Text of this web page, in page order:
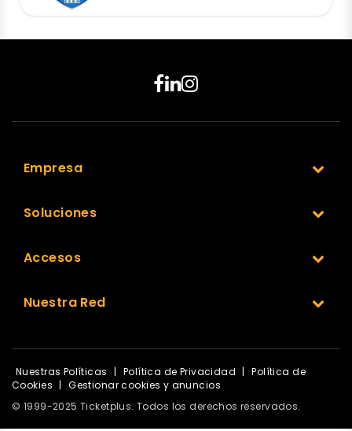
Empresa
Soluciones
Accesos
Nuestra Red
Nuestras Políticas | Política de Privacidad |
Política de
Cookies |
Gestionar cookies y anuncios
© 1999-2025 Ticketplus. Todos los derechos reservados.